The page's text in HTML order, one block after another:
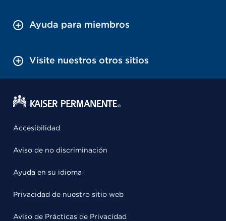
Ayuda para miembros
Visite nuestros otros sitios
Accesibilidad
Aviso de no discriminación
Ayuda en su idioma
Privacidad de nuestro sitio web
Aviso de Prácticas de Privacidad